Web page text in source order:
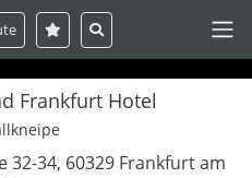
Frankfurt Hotel
32-34, 60329 Frankfurt am